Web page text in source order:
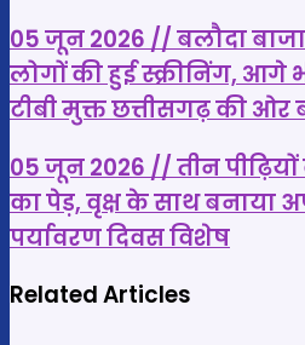
05
जून
2026
//
बलौदा
बाजार
में
14
हजार
05 जून 2026 // बलौदा
लोगों की हुई स्क्रीनिंग, आगे
टीबी मुक्त छत्तीसगढ़ की
05
जून
2026
//
तीन
05 जून 2026 // तीन
का पेड़, वृक्ष के साथ बनाया
पर्यावरण दिवस विशेष
Related Articles